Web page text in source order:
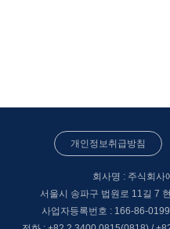
개인정보취급방침
회사명 : 주식회사
서울시 송파구 법원로 11길 7
사업자등록번호 : 166-86-